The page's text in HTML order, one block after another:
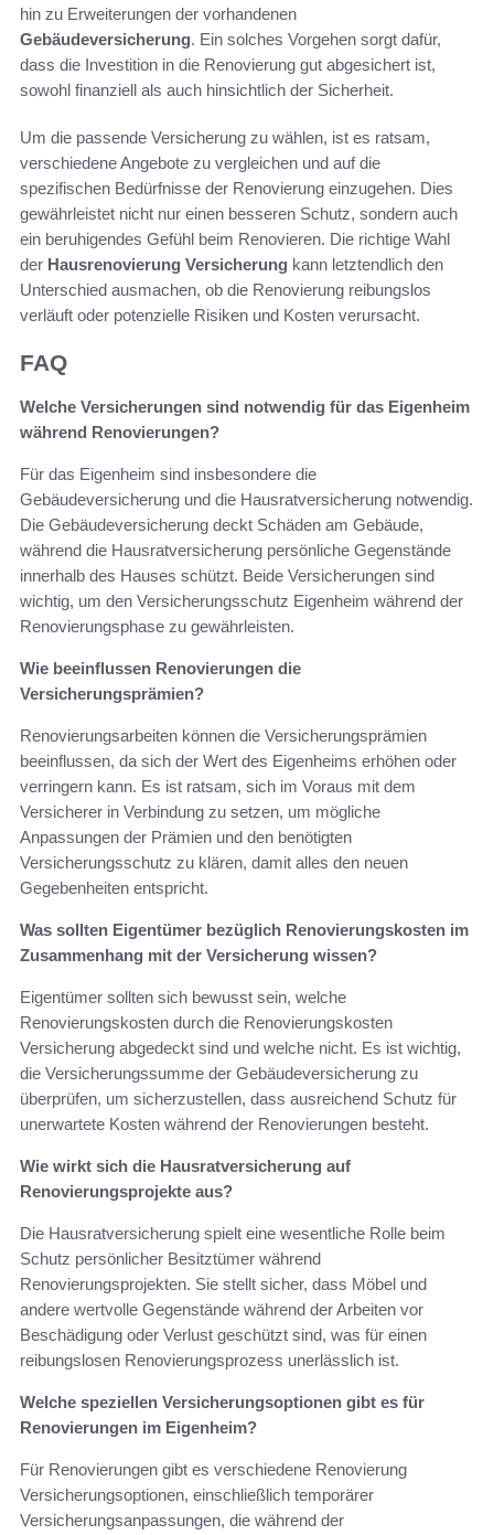
hin zu Erweiterungen der vorhandenen
Gebäudeversicherung. Ein solches Vorgehen sorgt dafür,
dass die Investition in die Renovierung gut abgesichert ist,
sowohl finanziell als auch hinsichtlich der Sicherheit.
Um die passende Versicherung zu wählen, ist es ratsam,
verschiedene Angebote zu vergleichen und auf die
spezifischen Bedürfnisse der Renovierung einzugehen. Dies
gewährleistet nicht nur einen besseren Schutz, sondern auch
ein beruhigendes Gefühl beim Renovieren. Die richtige Wahl
der Hausrenovierung Versicherung kann letztendlich den
Unterschied ausmachen, ob die Renovierung reibungslos
verläuft oder potenzielle Risiken und Kosten verursacht.
FAQ
Welche Versicherungen sind notwendig für das Eigenheim
während Renovierungen?
Für das Eigenheim sind insbesondere die
Gebäudeversicherung und die Hausratversicherung notwendig.
Die Gebäudeversicherung deckt Schäden am Gebäude,
während die Hausratversicherung persönliche Gegenstände
innerhalb des Hauses schützt. Beide Versicherungen sind
wichtig, um den Versicherungsschutz Eigenheim während der
Renovierungsphase zu gewährleisten.
Wie beeinflussen Renovierungen die
Versicherungsprämien?
Renovierungsarbeiten können die Versicherungsprämien
beeinflussen, da sich der Wert des Eigenheims erhöhen oder
verringern kann. Es ist ratsam, sich im Voraus mit dem
Versicherer in Verbindung zu setzen, um mögliche
Anpassungen der Prämien und den benötigten
Versicherungsschutz zu klären, damit alles den neuen
Gegebenheiten entspricht.
Was sollten Eigentümer bezüglich Renovierungskosten im
Zusammenhang mit der Versicherung wissen?
Eigentümer sollten sich bewusst sein, welche
Renovierungskosten durch die Renovierungskosten
Versicherung abgedeckt sind und welche nicht. Es ist wichtig,
die Versicherungssumme der Gebäudeversicherung zu
überprüfen, um sicherzustellen, dass ausreichend Schutz für
unerwartete Kosten während der Renovierungen besteht.
Wie wirkt sich die Hausratversicherung auf
Renovierungsprojekte aus?
Die Hausratversicherung spielt eine wesentliche Rolle beim
Schutz persönlicher Besitztümer während
Renovierungsprojekten. Sie stellt sicher, dass Möbel und
andere wertvolle Gegenstände während der Arbeiten vor
Beschädigung oder Verlust geschützt sind, was für einen
reibungslosen Renovierungsprozess unerlässlich ist.
Welche speziellen Versicherungsoptionen gibt es für
Renovierungen im Eigenheim?
Für Renovierungen gibt es verschiedene Renovierung
Versicherungsoptionen, einschließlich temporärer
Versicherungsanpassungen, die während der